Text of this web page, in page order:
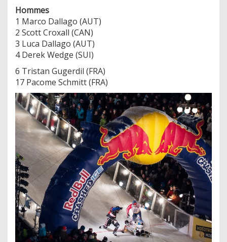
Hommes
1 Marco Dallago (AUT)
2 Scott Croxall (CAN)
3 Luca Dallago (AUT)
4 Derek Wedge (SUI)
6 Tristan Gugerdil (FRA)
17 Pacome Schmitt (FRA)